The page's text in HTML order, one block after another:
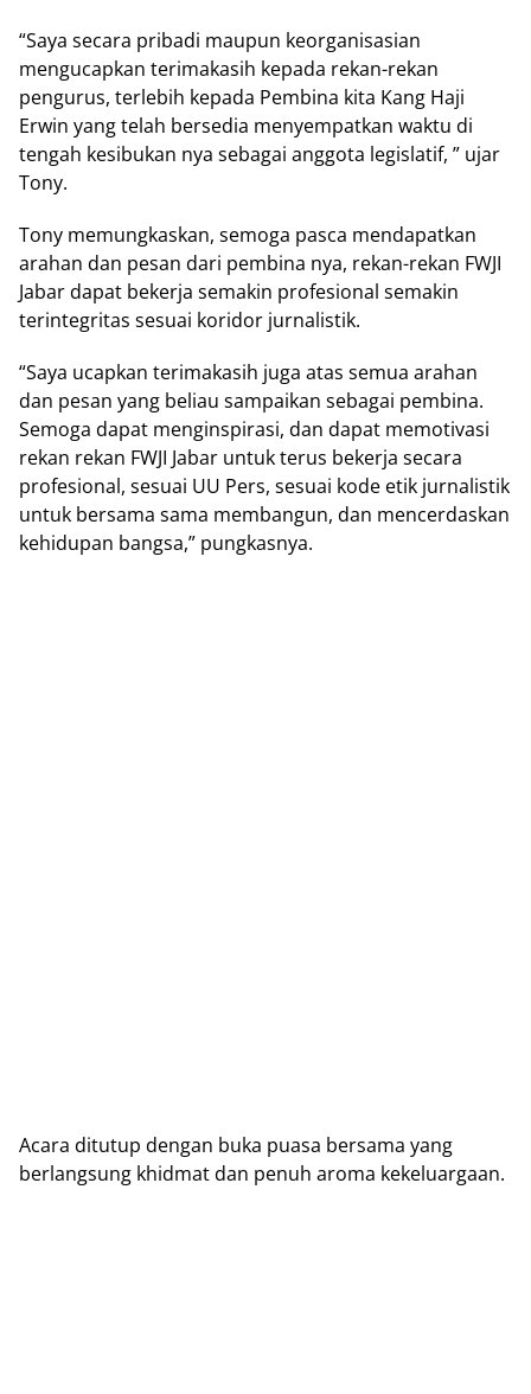
“Saya secara pribadi maupun keorganisasian
mengucapkan terimakasih kepada rekan-rekan
pengurus, terlebih kepada Pembina kita Kang Haji
Erwin yang telah bersedia menyempatkan waktu di
tengah kesibukan nya sebagai anggota legislatif, ” ujar
Tony.
Tony memungkaskan, semoga pasca mendapatkan
arahan dan pesan dari pembina nya, rekan-rekan FWJI
Jabar dapat bekerja semakin profesional semakin
terintegritas sesuai koridor jurnalistik.
“Saya ucapkan terimakasih juga atas semua arahan
dan pesan yang beliau sampaikan sebagai pembina.
Semoga dapat menginspirasi, dan dapat memotivasi
rekan rekan FWJI Jabar untuk terus bekerja secara
profesional, sesuai UU Pers, sesuai kode etik jurnalistik
untuk bersama sama membangun, dan mencerdaskan
kehidupan bangsa,” pungkasnya.
Acara ditutup dengan buka puasa bersama yang
berlangsung khidmat dan penuh aroma kekeluargaan.